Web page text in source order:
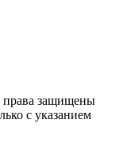
защищены
с указанием